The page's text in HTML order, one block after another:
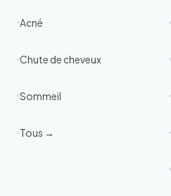
Acné
Chute de cheveux
Sommeil
Tous →